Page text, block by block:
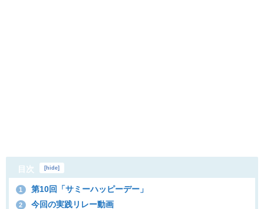
目次 hide
1 第10回「サミーハッピーデー」
2 今回の実践リレー動画